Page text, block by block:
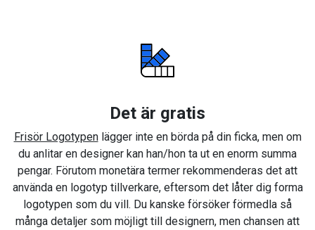
Det är gratis
Frisör Logotypenlägger inte en börda på din ficka, men om
du anlitar en designer kan han/hon ta ut en enorm summa
pengar. Förutom monetära termer rekommenderas det att
använda en logotyp tillverkare, eftersom det låter dig forma
logotypen som du vill. Du kanske försöker förmedla så
många detaljer som möjligt till designern, men chansen att